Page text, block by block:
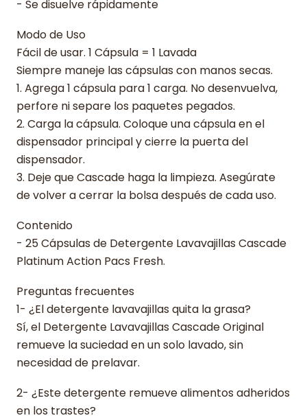
- Se disuelve rápidamente
Modo de Uso
Fácil de usar. 1 Cápsula = 1 Lavada
Siempre maneje las cápsulas con manos secas.
1. Agrega 1 cápsula para 1 carga. No desenvuelva,
perfore ni separe los paquetes pegados.
2. Carga la cápsula. Coloque una cápsula en el
dispensador principal y cierre la puerta del
dispensador.
3. Deje que Cascade haga la limpieza. Asegúrate
de volver a cerrar la bolsa después de cada uso.
Contenido
- 25 Cápsulas de Detergente Lavavajillas Cascade
Platinum Action Pacs Fresh.
Preguntas frecuentes
1- ¿El detergente lavavajillas quita la grasa?
Sí, el Detergente Lavavajillas Cascade Original
remueve la suciedad en un solo lavado, sin
necesidad de prelavar.
2- ¿Este detergente remueve alimentos adheridos
en los trastes?